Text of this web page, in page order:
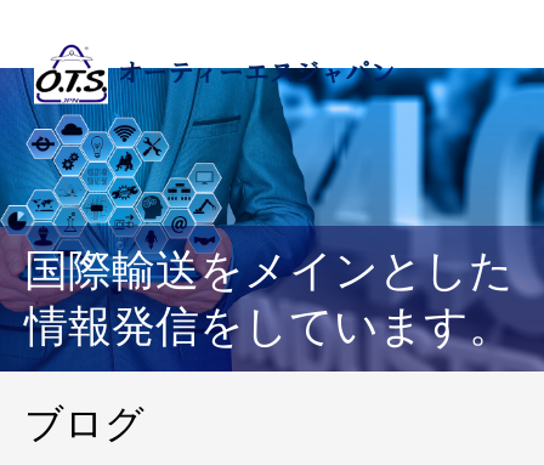
国際輸送をメインとした
情報発信をしています。
ブログ